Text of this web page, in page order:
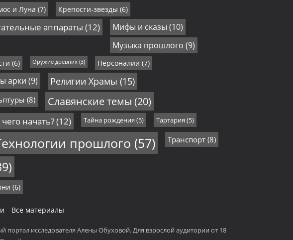
и Луна (7) Крепости-звезды (6)
аппараты (12) Мифы и сказы (10)
Музыка прошлого (9)
(6) Оружие древних(3) Персоналии (7)
арки (9) Религии Храмы (15)
(8) Славянские темы (20)
начать?(12) Тайна рождения (5) Тартария (5)
прошлого (57) Транспорт(8)
(6)
Все материалы
исследователя Алены Обуховой. Для взрослой аудитории от 18